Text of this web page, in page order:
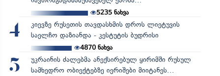
5235ნახვა
4
კიევზე რუსეთის თავდასხმის დროს ლიეტუვის
საელჩო დაზიანდა - კესტუტის ბუდრისი
4870ნახვა
5
უკრაინის ძალებმა ანექსირებულ ყირიმში რუსულ
სამხედრო ობიექტებზე იერიშები მიიტანეს...